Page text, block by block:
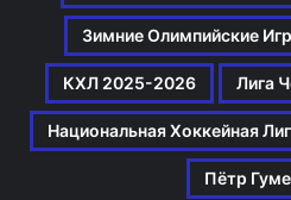
Зимние Олимпийские
КХЛ 2025-2026 Лига
Национальная Хоккейная
Пётр